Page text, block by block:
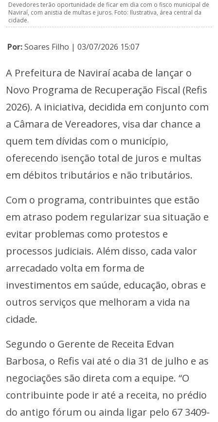
Devedores terão oportunidade de ficar em dia com o fisco municipal de
Naviraí, com anistia de multas e juros. Foto: Ilustrativa, área central da
cidade.
Por:Soares Filho | 03/07/2026 15:07
A Prefeitura de Naviraí acaba de lançar o
Novo Programa de Recuperação Fiscal (Refis
2026). A iniciativa, decidida em conjunto com
a Câmara de Vereadores, visa dar chance a
quem tem dívidas com o município,
oferecendo isenção total de juros e multas
em débitos tributários e não tributários.
Com o programa, contribuintes que estão
em atraso podem regularizar sua situação e
evitar problemas como protestos e
processos judiciais. Além disso, cada valor
arrecadado volta em forma de
investimentos em saúde, educação, obras e
outros serviços que melhoram a vida na
cidade.
Segundo o Gerente de Receita Edvan
Barbosa, o Refis vai até o dia 31 de julho e as
negociações são direta com a equipe. “O
contribuinte pode ir até a receita, no prédio
do antigo fórum ou ainda ligar pelo 67 3409-